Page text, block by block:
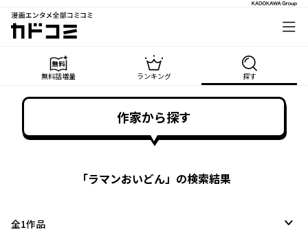
漫画エンタメ全部コミコミ
カドコミ
無料話増量 ランキング 探す
作家から探す
「ラマンおいどん」の検索結果
全1作品